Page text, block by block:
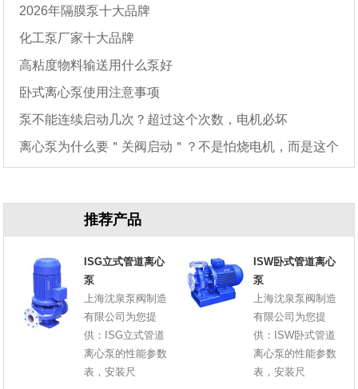
2026年隔膜泵十大品牌
化工泵厂家十大品牌
高粘度物料输送用什么泵好
卧式离心泵使用注意事项
泵不能连续启动几次？超过这个次数，电机必坏
离心泵为什么要＂关阀启动＂？不是怕烧电机，而是这个
推荐产品
ISG立式管道离心
泵
上海沈泉泵阀制造
有限公司为您提
供：ISG立式管道
离心泵的性能参数
表，安装尺
ISW卧式管道离心
泵
上海沈泉泵阀制造
有限公司为您提
供：ISW卧式管道
离心泵的性能参数
表，安装尺